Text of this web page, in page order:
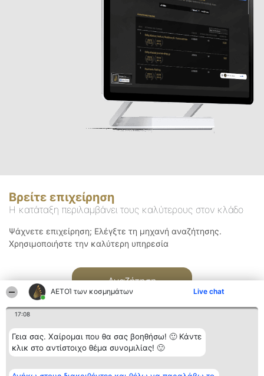
ΑΕΤΟΊ των κοσμημάτων Live chat
17:08
Γεια σας. Χαίρομαι που θα σας βοηθήσω! 🙂 Κάντε
κλικ στο αντίστοιχο θέμα συνομιλίας! 🙂
Βρείτε επιχείρηση
Η κατάταξη περιλαμβάνει τους καλύτερους στον κλάδο
Ψάχνετε επιχείρηση; Ελέγξτε τη μηχανή αναζήτησης.
Χρησιμοποιήστε την καλύτερη υπηρεσία
Αναζήτηση
Διοργανωτής της
Κατάταξη Επικοινωνία